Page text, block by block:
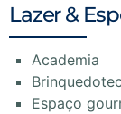
Lazer &
Academia
Espaço